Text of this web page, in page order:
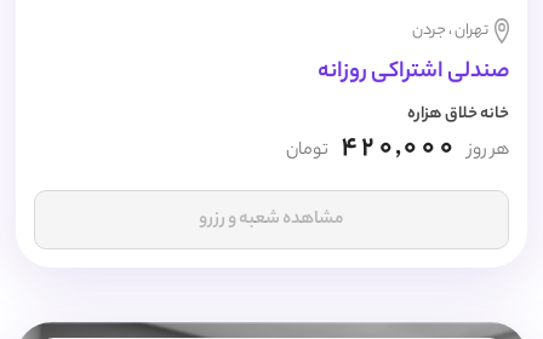
تهران ، جردن
صندلی اشتراکی روزانه
خانه خلاق هزاره
هر روز 420,000 تومان
مشاهده شعبه و رزرو